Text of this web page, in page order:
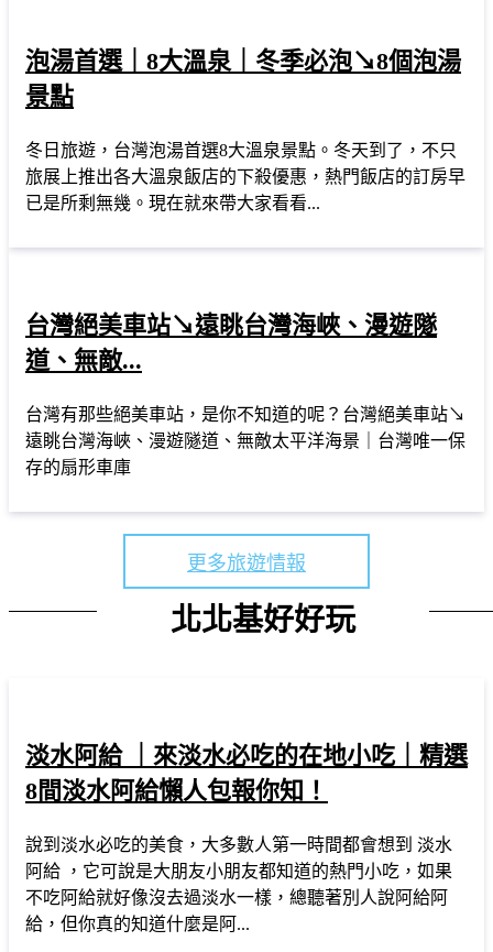
泡湯首選｜8大溫泉｜冬季必泡↘8個泡湯
景點
冬日旅遊，台灣泡湯首選8大溫泉景點。冬天到了，不只
旅展上推出各大溫泉飯店的下殺優惠，熱門飯店的訂房早
已是所剩無幾。現在就來帶大家看看...
台灣絕美車站↘遠眺台灣海峽、漫遊隧
道、無敵...
台灣有那些絕美車站，是你不知道的呢？台灣絕美車站↘
遠眺台灣海峽、漫遊隧道、無敵太平洋海景｜台灣唯一保
存的扇形車庫
更多旅遊情報
北北基好好玩
淡水阿給 ｜來淡水必吃的在地小吃｜精選
8間淡水阿給懶人包報你知！
說到淡水必吃的美食，大多數人第一時間都會想到 淡水
阿給 ，它可說是大朋友小朋友都知道的熱門小吃，如果
不吃阿給就好像沒去過淡水一樣，總聽著別人說阿給阿
給，但你真的知道什麼是阿...